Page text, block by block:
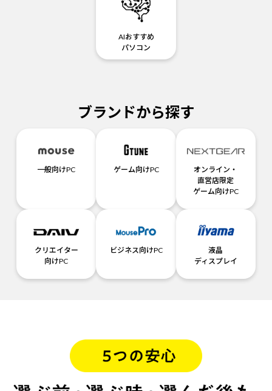
AIおすすめ
パソコン
ブランドから探す
一般向けPC ゲーム向けPC
オンライン・
直営店限定
ゲーム向けPC
クリエイター
向けPC
ビジネス向けPC
液晶
ディスプレイ